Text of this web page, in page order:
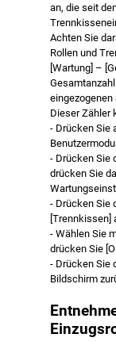
an, die seit
Achten Sie
Rollen und
[Wartung] –
eingezogenen
Dieser Zähler
- Drücken Sie
- Drücken Sie
drücken Sie
- Drücken Sie
[Trennkissen]
- Wählen Sie
drücken Sie
- Drücken Sie
Bildschirm